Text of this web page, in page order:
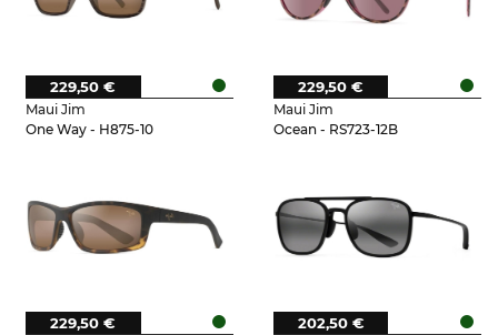
Maui Jim
One Way - H875-10
229,50 €
Maui Jim
Ocean - RS723-12B
229,50 €
229,50 € 202,50 €